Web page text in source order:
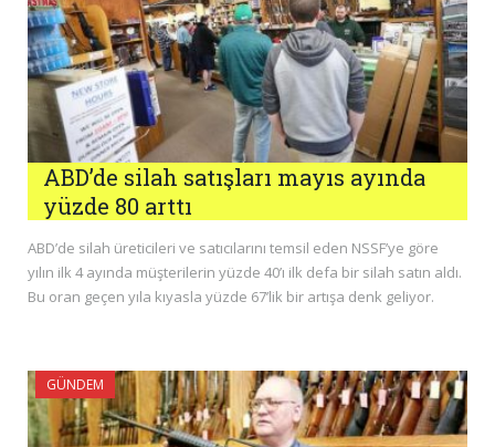
ABD’de silah satışları mayıs ayında
yüzde 80 arttı
ABD’de silah üreticileri ve satıcılarını temsil eden NSSF’ye göre
yılın ilk 4 ayında müşterilerin yüzde 40’ı ilk defa bir silah satın aldı.
Bu oran geçen yıla kıyasla yüzde 67’lik bir artışa denk geliyor.
GÜNDEM